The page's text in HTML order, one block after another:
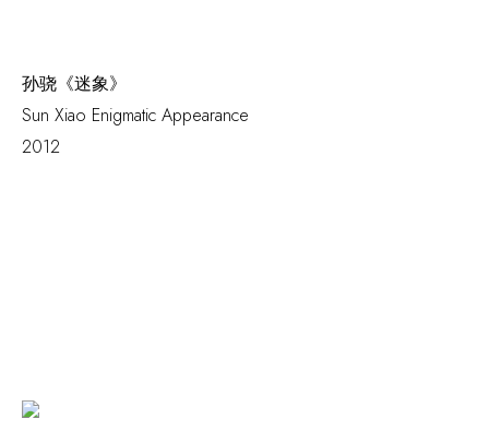
孙骁《迷象》
Sun Xiao Enigmatic Appearance
2012